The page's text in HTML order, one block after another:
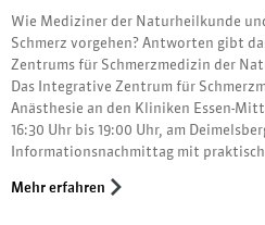
Wie Mediziner der Naturheilkunde
Schmerz vorgehen? Antworten gibt
Zentrums für Schmerzmedizin der
Das Integrative Zentrum für
Anästhesie an den Kliniken Essen-
16:30 Uhr bis 19:00 Uhr, am
Informationsnachmittag mit
Mehr erfahren